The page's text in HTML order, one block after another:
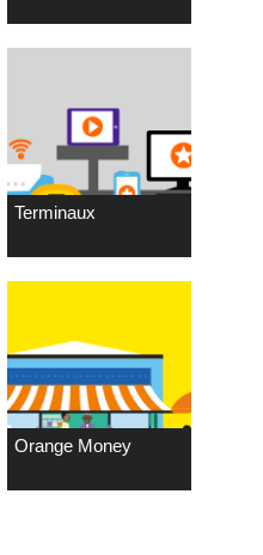
Terminaux
Orange Money